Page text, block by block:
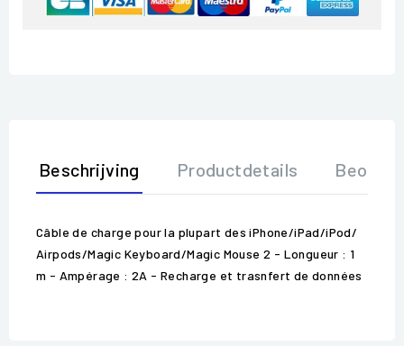
Beschrijving Productdetails
Câble de charge pour la plupart des iPhone/iPad/iPod/
Airpods/Magic Keyboard/Magic Mouse 2 - Longueur : 1
m - Ampérage : 2A - Recharge et trasnfert de données